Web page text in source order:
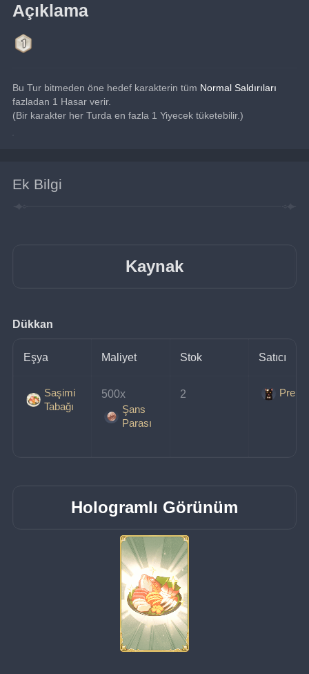
Açıklama
Bu Tur bitmeden öne hedef karakterin tüm Normal Saldırıları
fazladan 1 Hasar verir.
(Bir karakter her Turda en fazla 1 Yiyecek tüketebilir.)
Ek Bilgi
Kaynak
Dükkan
Eşya Maliyet Stok Satıcı
Saşimi
Tabağı
500x
Şans
Parası
2 Prens
Hologramlı Görünüm